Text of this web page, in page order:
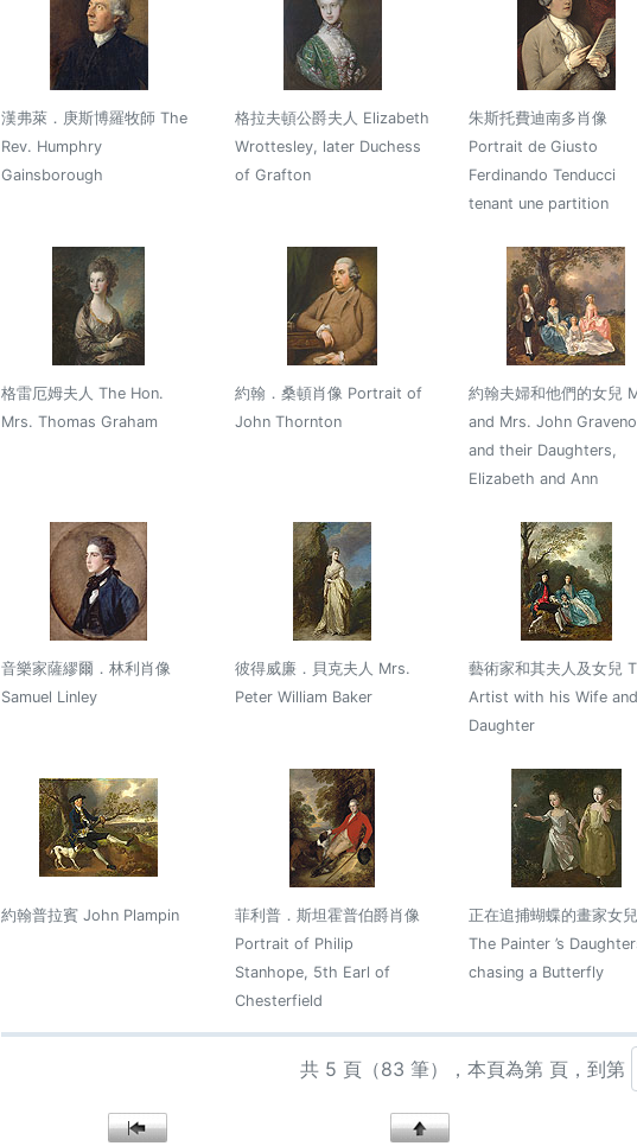
漢弗萊．庚斯博羅牧師 The
Rev. Humphry
Gainsborough
格拉夫頓公爵夫人 Elizabeth
Wrottesley, later Duchess
of Grafton
朱斯托費迪南多肖像
Portrait de Giusto
Ferdinando Tenducci
tenant une partition
格雷厄姆夫人 The Hon.
Mrs. Thomas Graham
約翰．桑頓肖像 Portrait of
John Thornton
約翰夫婦和他們的女兒
and Mrs. John
and their Daughters,
Elizabeth and Ann
音樂家薩繆爾．林利肖像
Samuel Linley
彼得威廉．貝克夫人 Mrs.
Peter William Baker
藝術家和其夫人及女兒
Artist with his Wife and
Daughter
約翰普拉賓 John Plampin
菲利普．斯坦霍普伯爵肖像
Portrait of Philip
Stanhope, 5th Earl of
Chesterfield
正在追捕蝴蝶的畫家女
The Painter ’s
chasing a Butterfly
共 5 頁（83 筆），本頁為第 頁，到第